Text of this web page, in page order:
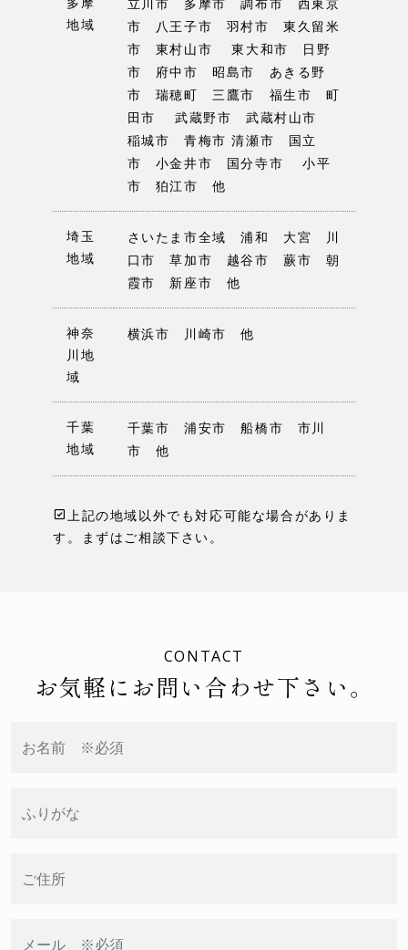
地域
市 八王子市 羽村市 東久留米
市 東村山市 東大和市 日野
市 府中市 昭島市 あきる野
市 瑞穂町 三鷹市 福生市 町
田市 武蔵野市 武蔵村山市
稲城市 青梅市 清瀬市 国立
市 小金井市 国分寺市 小平
市 狛江市 他
埼玉
地域
さいたま市全域 浦和 大宮 川
口市 草加市 越谷市 蕨市 朝
霞市 新座市 他
神奈
川地
域
横浜市 川崎市 他
千葉
地域
千葉市 浦安市 船橋市 市川
市 他
上記の地域以外でも対応可能な場合がありま
す。まずはご相談下さい。
CONTACT
お気軽にお問い合わせ下さい。